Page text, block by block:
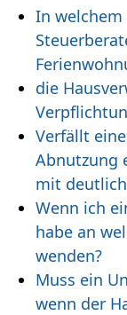
In
die
Verfällt
Abnutzung
mit
Wenn ich
habe an
wenden?
Muss ein
wenn der